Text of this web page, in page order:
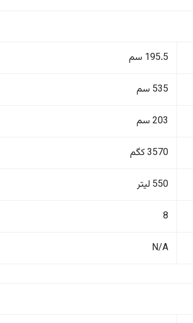
195.5 سم
535 سم
203 سم
3570 کگم
550 لیتر
8
N/A